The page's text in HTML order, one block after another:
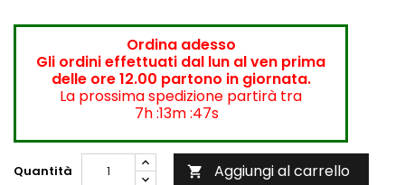
Ordina adesso
Gli ordini effettuati dal lun al ven prima
delle ore 12.00 partono in giornata.
La prossima spedizione partirà tra
7h :13m :46s
Quantità  Aggiungi al carrello